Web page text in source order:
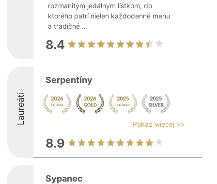
rozmanitým jedálnym lístkom, do
ktorého patrí nielen každodenné menu
a tradičné ...
8.4
Laureáti
Serpentíny
Pokaż więcej >>
8.9
Sypanec